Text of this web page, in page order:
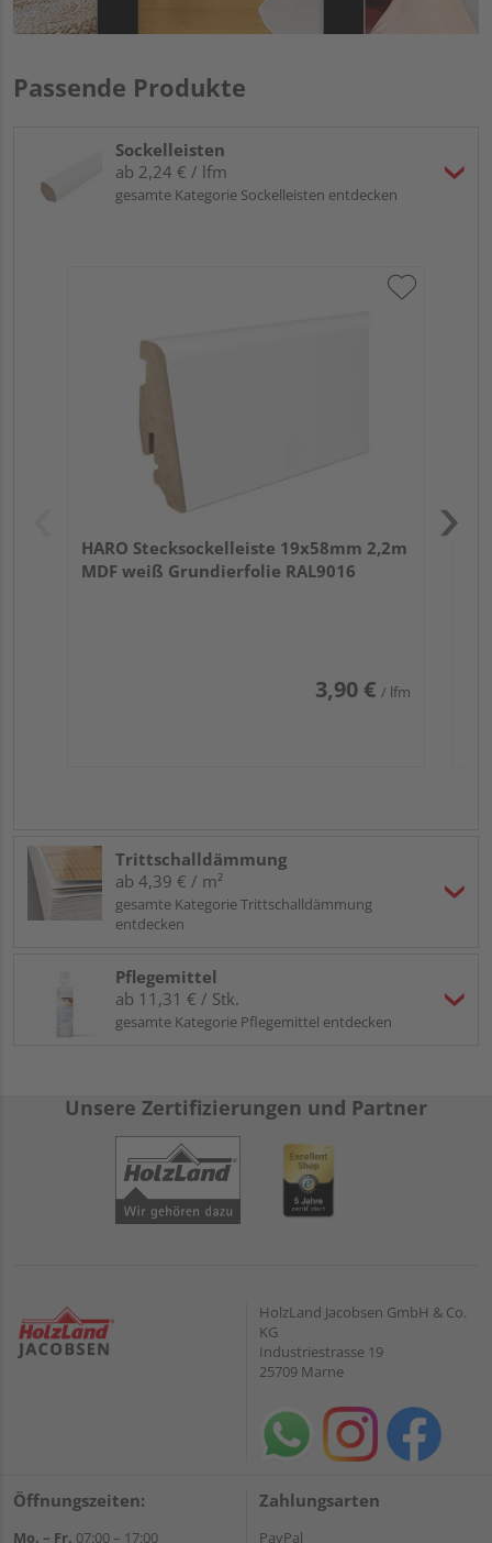
Passende Produkte
Sockelleisten
ab 2,24 € / lfm
gesamte Kategorie Sockelleisten entdecken
HARO Stecksockelleiste 19x58mm 2,2m
MDF weiß Grundierfolie RAL9016
3,90 € / lfm
Trittschalldämmung
ab 4,39 € / m²
gesamte Kategorie Trittschalldämmung
entdecken
Pflegemittel
ab 11,31 € / Stk.
gesamte Kategorie Pflegemittel entdecken
Unsere Zertifizierungen und Partner
HolzLand Jacobsen GmbH & Co.
KG
Industriestrasse 19
25709 Marne
Öffnungszeiten:
Mo. – Fr. 07:00 – 17:00
Zahlungsarten
PayPal